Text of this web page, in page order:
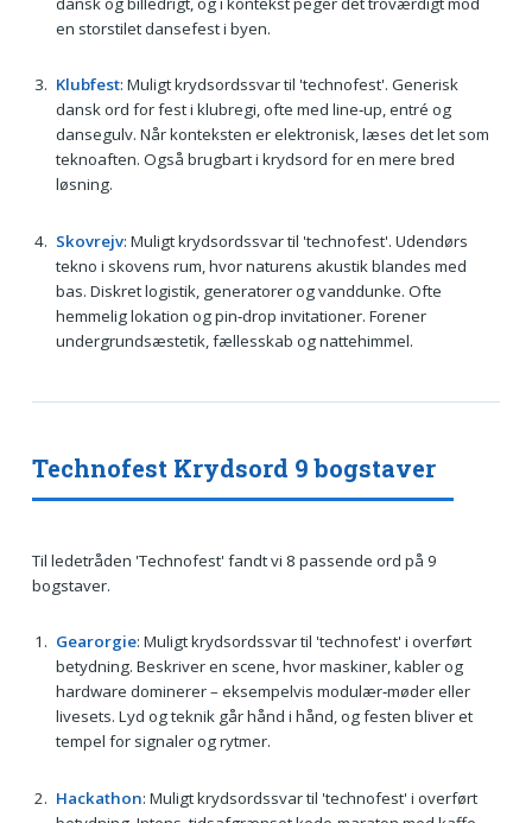
en storstilet dansefest i byen.
Klubfest: Muligt krydsordssvar til 'technofest'. Generisk
dansk ord for fest i klubregi, ofte med line‑up, entré og
dansegulv. Når konteksten er elektronisk, læses det let som
teknoaften. Også brugbart i krydsord for en mere bred
løsning.
Skovrejv: Muligt krydsordssvar til 'technofest'. Udendørs
tekno i skovens rum, hvor naturens akustik blandes med
bas. Diskret logistik, generatorer og vanddunke. Ofte
hemmelig lokation og pin‑drop invitationer. Forener
undergrundsæstetik, fællesskab og nattehimmel.
Technofest Krydsord 9 bogstaver
Til ledetråden 'Technofest' fandt vi 8 passende ord på 9
bogstaver.
Gearorgie: Muligt krydsordssvar til 'technofest' i overført
betydning. Beskriver en scene, hvor maskiner, kabler og
hardware dominerer – eksempelvis modulær‑møder eller
livesets. Lyd og teknik går hånd i hånd, og festen bliver et
tempel for signaler og rytmer.
Hackathon: Muligt krydsordssvar til 'technofest' i overført